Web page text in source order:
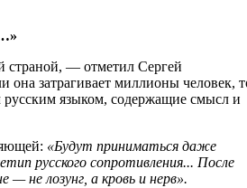
страной, — отметил Сергей
затрагивает миллионы человек,
языком, содержащие смысл и
«Будут приниматься даже
русского сопротивления... После
не лозунг, а кровь и нерв».